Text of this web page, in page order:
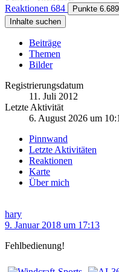
Reaktionen 684 Punkte 6.689
Inhalte suchen
Beiträge
Themen
Bilder
Registrierungsdatum
11. Juli 2012
Letzte Aktivität
6. August 2026 um
Pinnwand
Letzte Aktivitäten
Reaktionen
Karte
Über mich
hary
9. Januar 2018 um 17:13
Fehlbedienung!